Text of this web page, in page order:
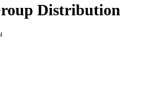
Distribution